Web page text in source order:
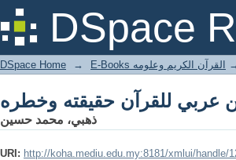
DSpace
عربي للقرآن حقيقته وخطره
DSpace Home → القرآن الكريم وعلومه
عربي للقرآن حقيقته وخطره
ذهبي، محمد حسين
URI: http://koha.mediu.edu.my:8181/xmlui/handle/